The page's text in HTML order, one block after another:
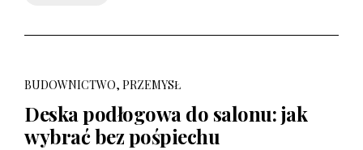
BUDOWNICTWO, PRZEMYSŁ
Deska podłogowa do salonu: jak
wybrać bez pośpiechu